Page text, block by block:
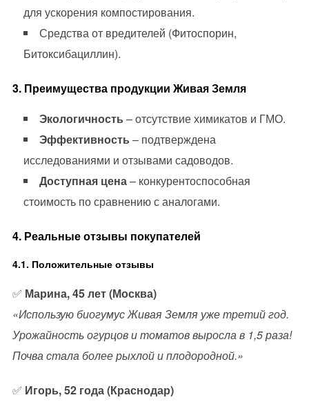
для ускорения компостирования.
Средства от вредителей (Фитоспорин,
Битоксибациллин).
3. Преимущества продукции Живая Земля
Экологичность – отсутствие химикатов и ГМО.
Эффективность – подтверждена
исследованиями и отзывами садоводов.
Доступная цена– конкурентоспособная
стоимость по сравнению с аналогами.
4. Реальные отзывы покупателей
4.1. Положительные отзывы
✅ Марина, 45 лет (Москва)
«Использую биогумус Живая Земля уже третий год.
Урожайность огурцов и томатов выросла в 1,5 раза!
Почва стала более рыхлой и плодородной.»
✅ Игорь, 52 года (Краснодар)